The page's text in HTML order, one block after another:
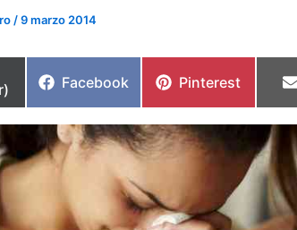
/9 marzo 2014
Compartir
Facebook
Compartir
Pinterest